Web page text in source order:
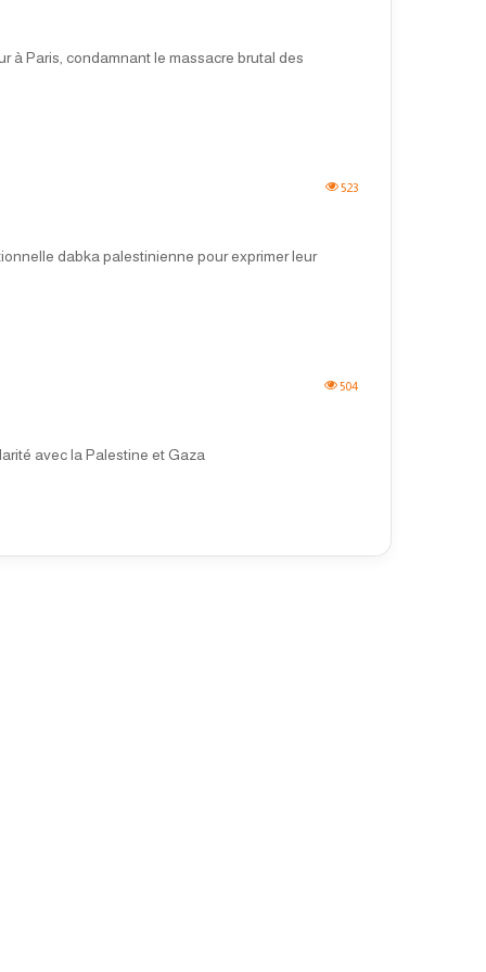
à Paris, condamnant le massacre brutal des
523
dabka palestinienne pour exprimer leur
504
avec la Palestine et Gaza